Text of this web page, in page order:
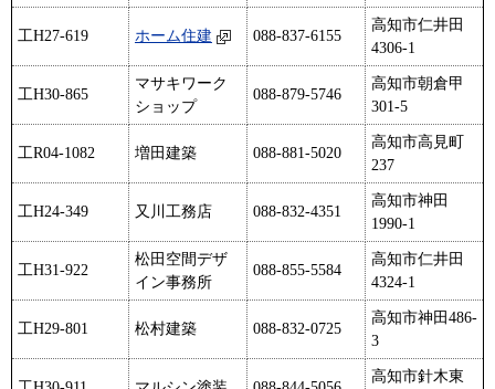
工H27-619 ホーム住建 088-837-6155
高知市仁井田
4306-1
工H30-865
マサキワーク
ショップ
088-879-5746
高知市朝倉甲
301-5
工R04-1082 増田建築 088-881-5020
高知市高見町
237
工H24-349 又川工務店 088-832-4351
高知市神田
1990-1
工H31-922
松田空間デザ
イン事務所
088-855-5584
高知市仁井田
4324-1
工H29-801 松村建築 088-832-0725
高知市神田486-
3
高知市針木東